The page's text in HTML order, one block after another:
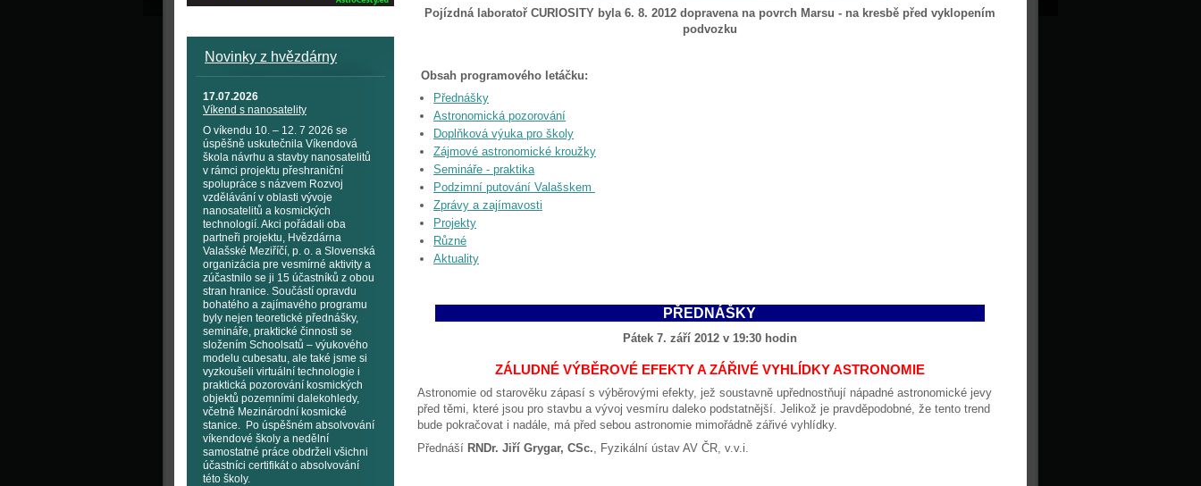
Novinky z hvězdárny
17.07.2026
Víkend s nanosatelity
O víkendu 10. – 12. 7 2026 se
úspěšně uskutečnila Víkendová
škola návrhu a stavby nanosatelitů
v rámci projektu přeshraniční
spolupráce s názvem Rozvoj
vzdělávání v oblasti vývoje
nanosatelitů a kosmických
technologií. Akci pořádali oba
partneři projektu, Hvězdárna
Valašské Meziříčí, p. o. a Slovenská
organizácia pre vesmírné aktivity a
zúčastnilo se ji 15 účastníků z obou
stran hranice. Součástí opravdu
bohatého a zajímavého programu
byly nejen teoretické přednášky,
semináře, praktické činnosti se
složením Schoolsatů – výukového
modelu cubesatu, ale také jsme si
vyzkoušeli virtuální technologie i
praktická pozorování kosmických
objektů pozemními dalekohledy,
včetně Mezinárodní kosmické
stanice. Po úspěšném absolvování
víkendové školy a nedělní
samostatné práce obdrželi všichni
účastníci certifikát o absolvování
této školy.
Pojízdná laboratoř CURIOSITY byla 6. 8. 2012 dopravena na povrch Marsu - na kresbě před vyklopením
podvozku
Obsah programového letáčku:
Přednášky
Astronomická pozorování
Doplňková výuka pro školy
Zájmové astronomické kroužky
Semináře - praktika
Podzimní putování Valašskem
Zprávy a zajímavosti
Projekty
Různé
Aktuality
PŘEDNÁŠKY
Pátek 7. září 2012 v 19:30 hodin
ZÁLUDNÉ VÝBĚROVÉ EFEKTY A ZÁŘIVÉ VYHLÍDKY ASTRONOMIE
Astronomie od starověku zápasí s výběrovými efekty, jež soustavně upřednostňují nápadné astronomické jevy
před těmi, které jsou pro stavbu a vývoj vesmíru daleko podstatnější. Jelikož je pravděpodobné, že tento trend
bude pokračovat i nadále, má před sebou astronomie mimořádně zářivé vyhlídky.
Přednáší RNDr. Jiří Grygar, CSc., Fyzikální ústav AV ČR, v.v.i.